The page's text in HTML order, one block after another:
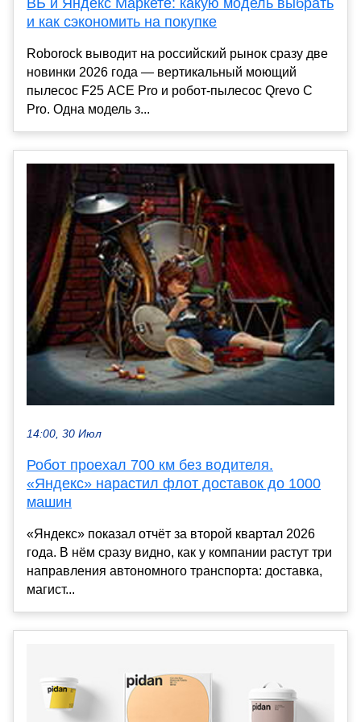
ВБ и Яндекс Маркете: какую модель выбрать
и как сэкономить на покупке
Roborock выводит на российский рынок сразу две
новинки 2026 года — вертикальный моющий
пылесос F25 ACE Pro и робот-пылесос Qrevo C
Pro. Одна модель з...
14:00, 30 Июл
Робот проехал 700 км без водителя.
«Яндекс» нарастил флот доставок до 1000
машин
«Яндекс» показал отчёт за второй квартал 2026
года. В нём сразу видно, как у компании растут три
направления автономного транспорта: доставка,
магист...